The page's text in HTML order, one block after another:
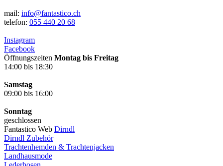
mail: info@fantastico.ch
telefon: 055 440 20 68
Instagram
Facebook
Öffnungszeiten Montag bis Freitag
14:00 bis 18:30
Samstag
09:00 bis 16:00
Sonntag
geschlossen
Fantastico Web Dirndl
Dirndl Zubehör
Trachtenhemden & Trachtenjacken
Landhausmode